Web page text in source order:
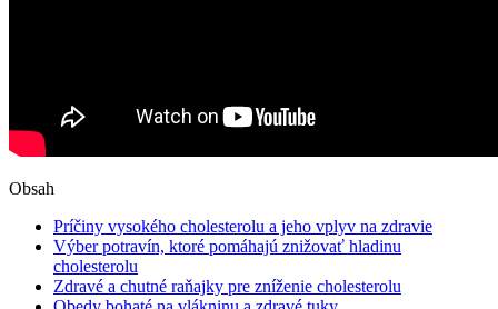
Obsah
Príčiny vysokého cholesterolu a jeho vplyv na zdravie
Výber potravín, ⁤ktoré⁣ pomáhajú znižovať hladinu
cholesterolu
Zdravé a ⁢chutné raňajky pre zníženie cholesterolu